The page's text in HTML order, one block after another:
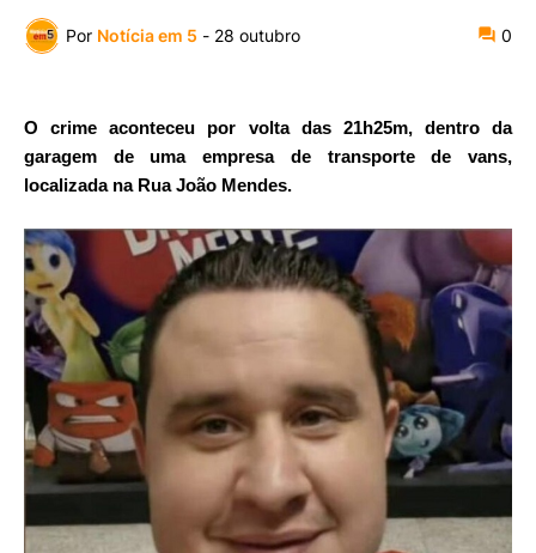
Por Notícia em 5 - 28 outubro 0
O crime aconteceu por volta das 21h25m, dentro da
garagem de uma empresa de transporte de vans,
localizada na Rua João Mendes.